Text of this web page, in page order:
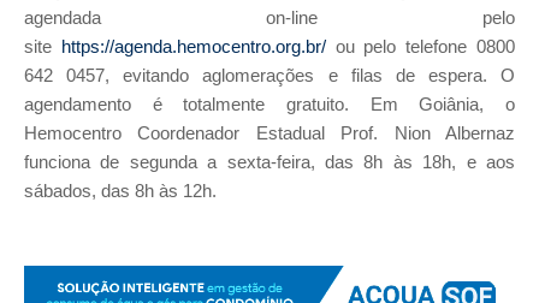
agendada on-line pelo
site
https://agenda.hemocentro.org.br/ou pelo telefone 0800
642 0457, evitando aglomerações e filas de espera. O
agendamento é totalmente gratuito.
Em Goiânia, o
Hemocentro Coordenador Estadual Prof. Nion Albernaz
funciona de segunda a sexta-feira, das 8h às 18h, e aos
sábados, das 8h às 12h.